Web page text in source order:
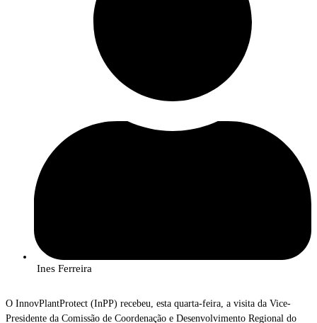
Ines Ferreira
O InnovPlantProtect (InPP) recebeu, esta quarta-feira, a visita da Vice-
Presidente da Comissão de Coordenação e Desenvolvimento Regional do